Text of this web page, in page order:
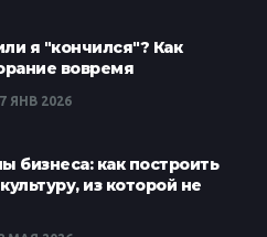
я "кончился"? Как
вовремя
7 ЯНВ 2026
бизнеса: как построить
из которой не